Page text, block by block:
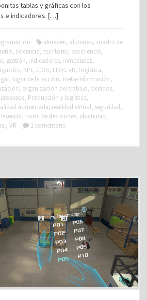
tablas y gráficas con los
e indicadores. […]
almacén, alumnos, cuadro de
, docencia, escritorio, experiencia,
, gestión, indicadores, inmediatez,
, KPI, LLOG, LLOG VR, logística,
, lugar de la acción, meta-información,
, organización del trabajo, pedidos,
procesos, Producción y logística,
aumentada, realidad virtual, seguridad,
, toma de decisiones, ubicuidad,
, VR 1 comentario